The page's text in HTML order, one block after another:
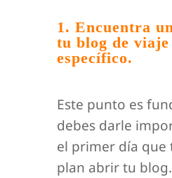
1. Encuentra
tu blog de viaje
específico.
Este punto es
debes darle
el primer día que
plan abrir tu blog.